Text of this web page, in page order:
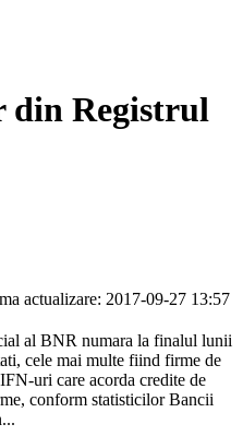
Registrul
actualizare: 2017-09-27 13:57
al BNR numara la finalul lunii
cele mai multe fiind firme de
uri care acorda credite de
conform statisticilor Bancii